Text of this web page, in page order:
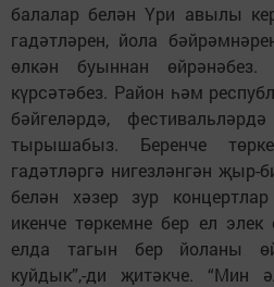
балалар белән Үри авылы
гадәтләрен, йола
өлкән буыннан
күрсәтәбез. Район һәм
бәйгеләрдә,
тырышабыз. Беренче
гадәтләргә нигезләнгән җыр-
белән хәзер зур
икенче төркемне бер ел
елда тагын бер йоланы
куйдык”,-ди җитәкче. “Мин